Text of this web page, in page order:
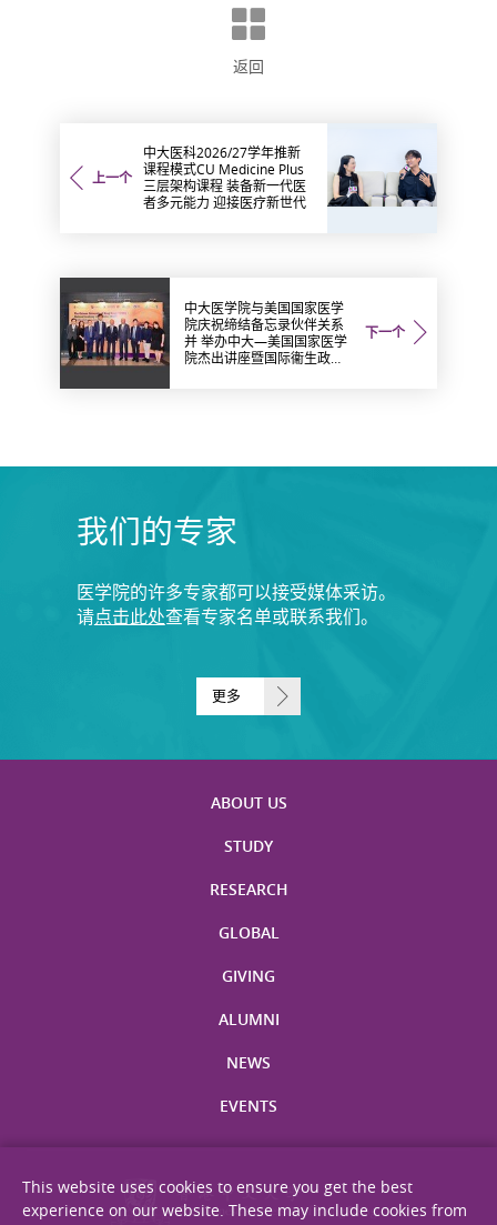
返回
上一个
中大医科2026/27学年推新
课程模式CU Medicine Plus
三层架构课程 装备新一代医
者多元能力 迎接医疗新世代
下一个
中大医学院与美国国家医学
院庆祝缔结备忘录伙伴关系
并 举办中大—美国国家医学
院杰出讲座暨国际衞生政策
我们的专家
医学院的许多专家都可以接受媒体采访。
请点击此处查看专家名单或联系我们。
更多
ABOUT US
STUDY
RESEARCH
GLOBAL
GIVING
ALUMNI
NEWS
EVENTS
This website uses cookies to ensure you get the best
experience on our website. These may include cookies from